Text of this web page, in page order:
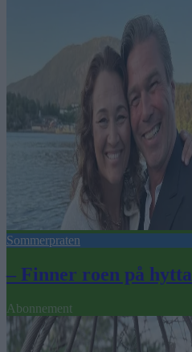
Sommerpraten
– Finner roen på hytta
Abonnement